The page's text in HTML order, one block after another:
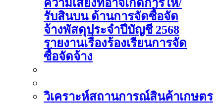
ความเสี่ยงที่อาจเกิดการให้/
รับสินบน ด้านการจัดซื้อจัด
จ้างพัสดุประจําปีบัญชี 2568
รายงานเรื่องร้องเรียนการจัด
ซื้อจัดจ้าง
วิเคราะห์สถานการณ์สินค้าเกษตร